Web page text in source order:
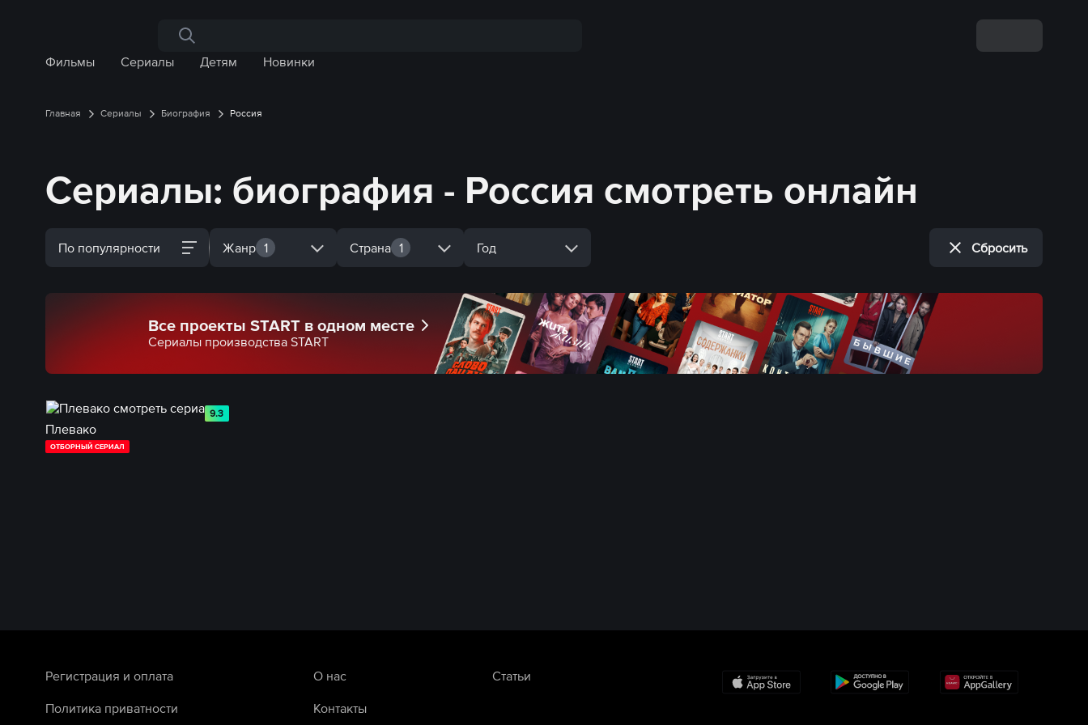
Поиск по сайту
Фильмы
Сериалы Детям Новинки
Главная Сериалы Биография Россия
Сериалы: биография - Россия смотреть онлайн
По популярности Жанр 1 Страна 1 Год Сбросить
Все проекты START в одном месте
Сериалы производства START
9.3
Плевако
ОТБОРНЫЙ СЕРИАЛ
Регистрация и оплата
Политика приватности
О нас
Контакты
Статьи